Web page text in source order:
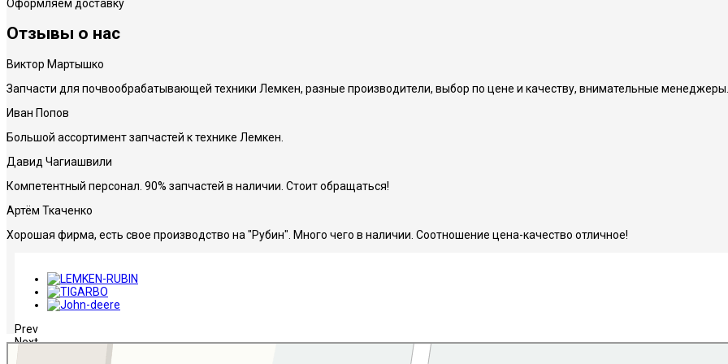
Оформляем доставку
Отзывы о нас
Виктор Мартышко
Запчасти для почвообрабатывающей техники Лемкен, разные производители, выбор по цене и качеству, внимательные менеджеры.
Иван Попов
Большой ассортимент запчастей к технике Лемкен.
Давид Чагиашвили
Компетентный персонал. 90% запчастей в наличии. Стоит обращаться!
Артём Ткаченко
Хорошая фирма, есть свое производство на "Рубин". Много чего в наличии. Соотношение цена-качество отличное!
Prev
Next
НЛИ-Ростов
Сельскохозяйственная техника, оборудование в Ростове‑на‑Дону